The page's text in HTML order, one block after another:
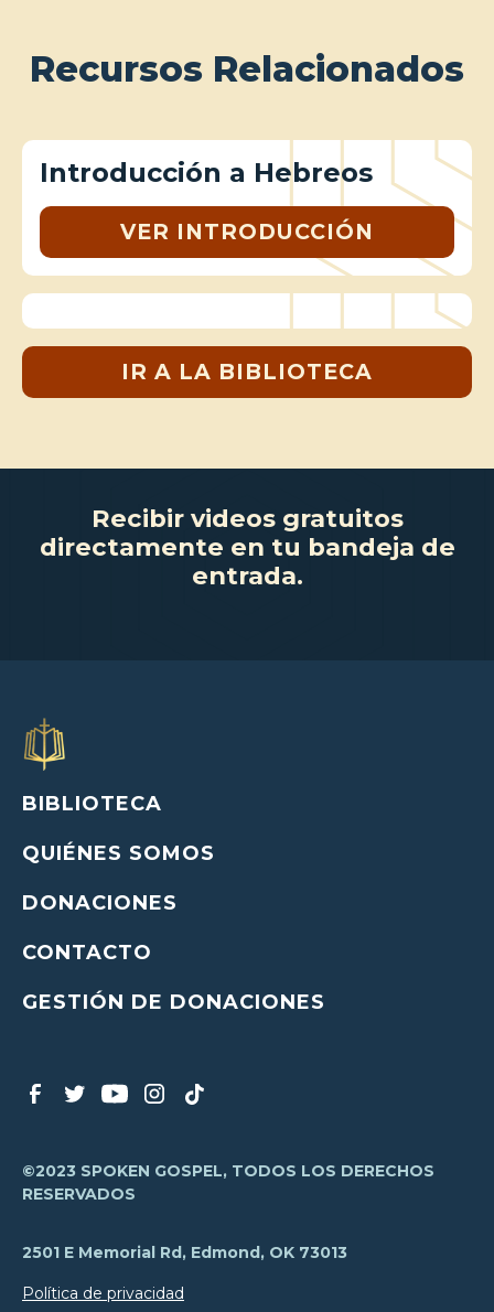
Recursos Relacionados
Introducción a Hebreos
VER INTRODUCCIÓN
IR A LA BIBLIOTECA
Recibir videos gratuitos
directamente en tu bandeja de
entrada.
BIBLIOTECA
QUIÉNES SOMOS
DONACIONES
CONTACTO
GESTIÓN DE DONACIONES
©2023 SPOKEN GOSPEL, TODOS LOS DERECHOS
RESERVADOS
2501 E Memorial Rd, Edmond, OK 73013
Política de privacidad